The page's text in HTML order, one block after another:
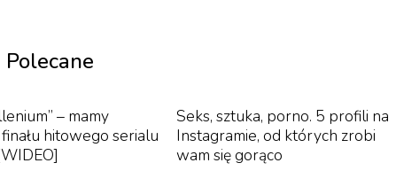
z LGT Bank będzie pokazywany w różnych
które zakładają zwrot dzieł sztuki
Choć nie znaleziono żądnych dowodów na to, że
z Austrii, nie wiadomo, co działo się z nim w
Polecane
– mamy
hitowego serialu
Seks, sztuka, porno. 5 profili na
Instagramie, od których zrobi
wam się gorąco